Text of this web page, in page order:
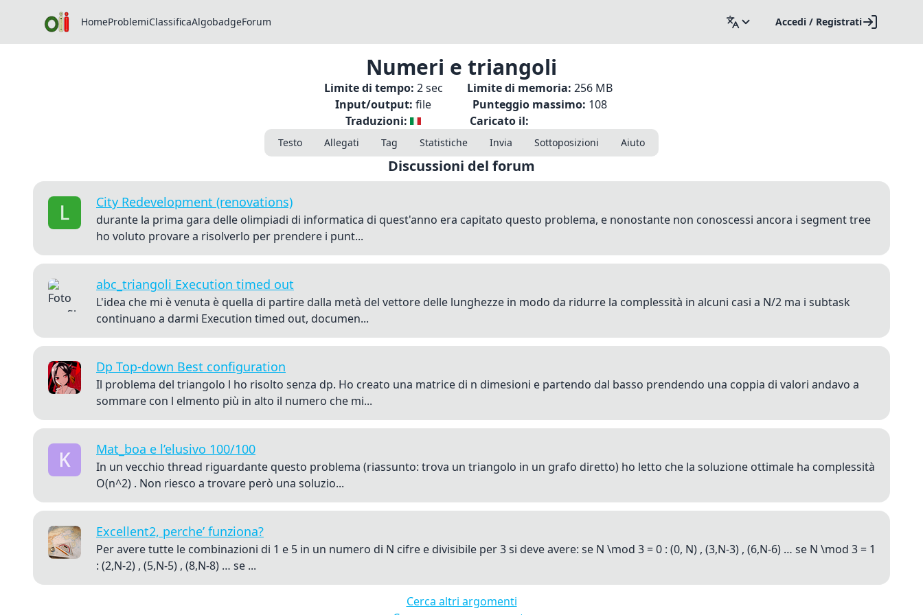
HomeProblemiClassificaAlgobadgeForum Accedi / Registrati
Numeri e triangoli
Limite di tempo: 2 sec Limite di memoria: 256 MB
Input/output: file Punteggio massimo: 108
Traduzioni:
Caricato il:
Testo Allegati Tag Statistiche Invia Sottoposizioni Aiuto
Discussioni del forum
City Redevelopment (renovations)
durante la prima gara delle olimpiadi di informatica di quest'anno era capitato questo problema, e nonostante non conoscessi ancora i segment tree
ho voluto provare a risolverlo per prendere i punt...
abc_triangoli Execution timed out
L'idea che mi è venuta è quella di partire dalla metà del vettore delle lunghezze in modo da ridurre la complessità in alcuni casi a N/2 ma i subtask
continuano a darmi Execution timed out, documen...
Dp Top-down Best configuration
Il problema del triangolo l ho risolto senza dp. Ho creato una matrice di n dimesioni e partendo dal basso prendendo una coppia di valori andavo a
sommare con l elmento più in alto il numero che mi...
Mat_boa e l’elusivo 100/100
In un vecchio thread riguardante questo problema (riassunto: trova un triangolo in un grafo diretto) ho letto che la soluzione ottimale ha complessità
O(n^2) . Non riesco a trovare però una soluzio...
Excellent2, perche’ funziona?
Per avere tutte le combinazioni di 1 e 5 in un numero di N cifre e divisibile per 3 si deve avere: se N \mod 3 = 0 : (0, N) , (3,N-3) , (6,N-6) … se N \mod 3 = 1
: (2,N-2) , (5,N-5) , (8,N-8) … se ...
Cerca altri argomenti